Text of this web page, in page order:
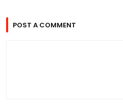
POST A COMMENT